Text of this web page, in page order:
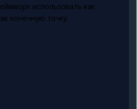
использовать как
конечную точку.